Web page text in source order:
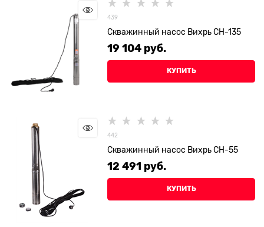
439
Скважинный насос Вихрь СН-135
19 104 руб.
КУПИТЬ
442
Скважинный насос Вихрь СН-55
12 491 руб.
КУПИТЬ